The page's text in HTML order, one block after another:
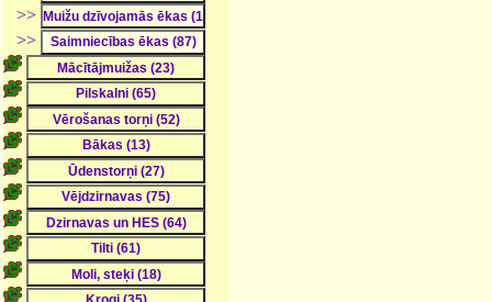
>>
>>